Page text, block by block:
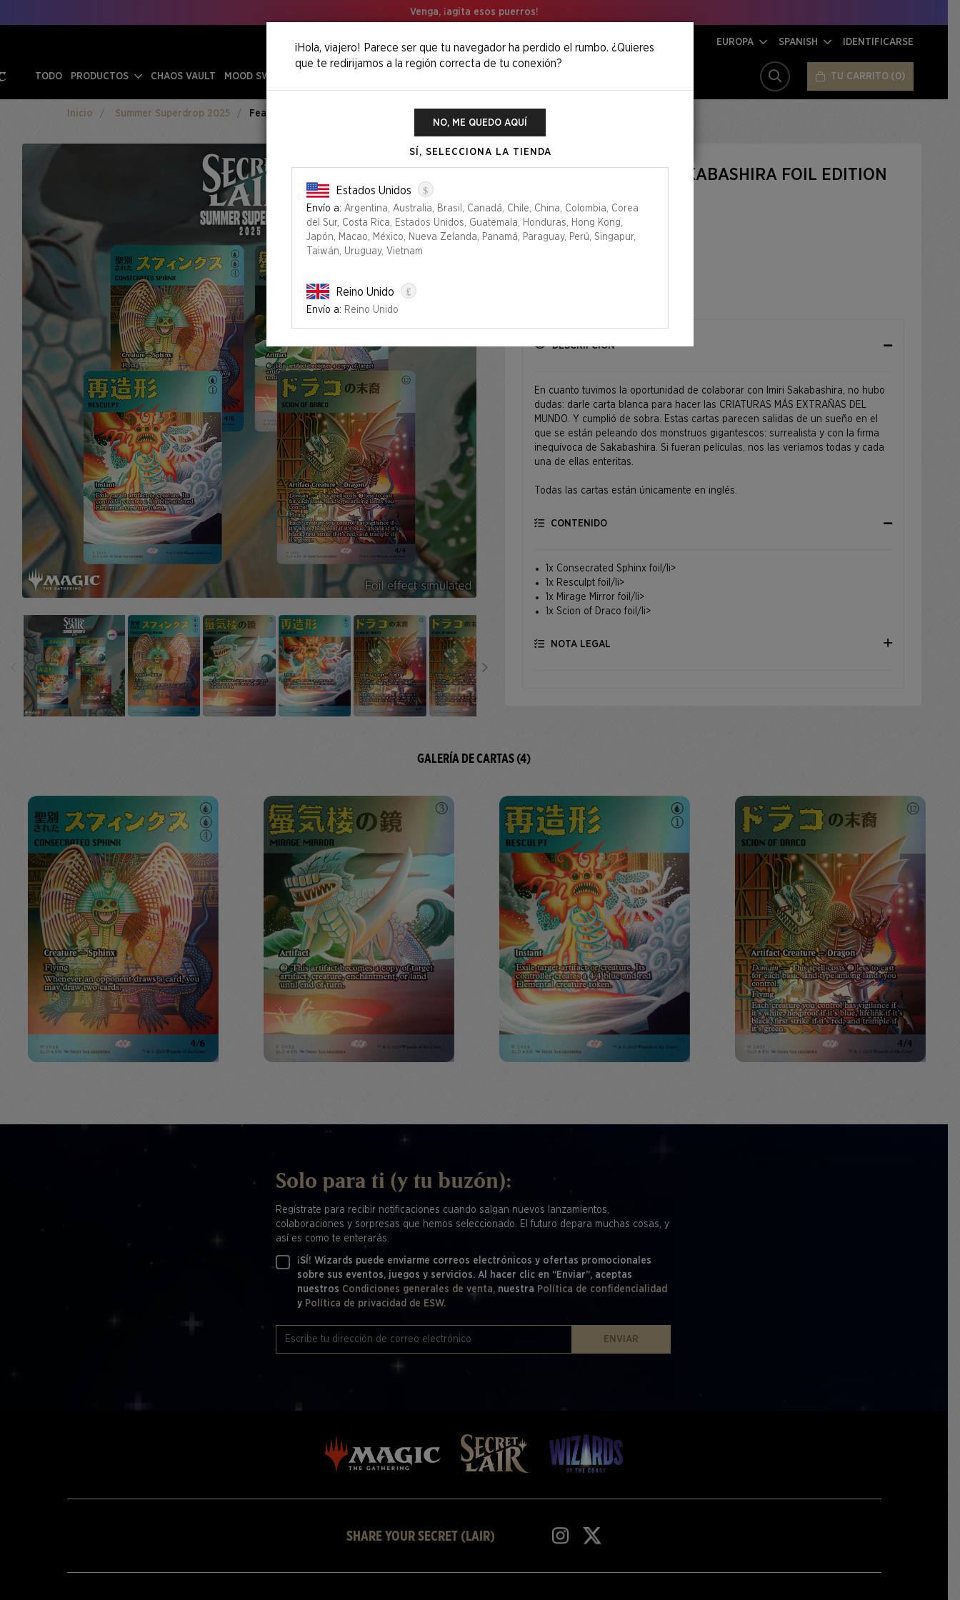
Venga, ¡agita esos puerros!
EUROPA SPANISH IDENTIFICARSE
TODO PRODUCTOS CHAOS VAULT MOOD SWINGS BUSCAR TU CARRITO 0
Inicio Summer Superdrop 2025 Featuring: Imiri Sakabashira Foil Edition
FEATURING: IMIRI SAKABASHIRA FOIL EDITION
Edición
DESCRIPCIÓN
En cuanto tuvimos la oportunidad de colaborar con Imiri Sakabashira, no hubo
dudas: darle carta blanca para hacer las CRIATURAS MÁS EXTRAÑAS DEL
MUNDO. Y cumplió de sobra. Estas cartas parecen salidas de un sueño en el
que se están peleando dos monstruos gigantescos: surrealista y con la firma
inequívoca de Sakabashira. Si fueran películas, nos las veríamos todas y cada
una de ellas enteritas.
Todas las cartas están únicamente en inglés.
CONTENIDO
1x Consecrated Sphinx foil/li>
1x Resculpt foil/li>
1x Mirage Mirror foil/li>
1x Scion of Draco foil/li>
NOTA LEGAL
GALERÍA DE CARTAS (4)
Solo para ti (y tu buzón):
Regístrate para recibir notificaciones cuando salgan nuevos lanzamientos,
colaboraciones y sorpresas que hemos seleccionado. El futuro depara muchas cosas, y
así es como te enterarás.
¡SÍ! Wizards puede enviarme correos electrónicos y ofertas promocionales
sobre sus eventos, juegos y servicios. Al hacer clic en “Enviar”, aceptas
nuestros Condiciones generales de venta, nuestra Política de confidencialidad
y Política de privacidad de ESW.
ENVIAR
SHARE YOUR SECRET (LAIR)
¡Hola, viajero! Parece ser que tu navegador ha perdido el rumbo. ¿Quieres
que te redirijamos a la región correcta de tu conexión?
NO, ME QUEDO AQUÍ
SÍ, SELECCIONA LA TIENDA
Estados Unidos $
Envío a: Argentina, Australia, Brasil, Canadá, Chile, China, Colombia, Corea
del Sur, Costa Rica, Estados Unidos, Guatemala, Honduras, Hong Kong,
Japón, Macao, México, Nueva Zelanda, Panamá, Paraguay, Perú, Singapur,
Taiwán, Uruguay, Vietnam
Reino Unido £
Envío a: Reino Unido